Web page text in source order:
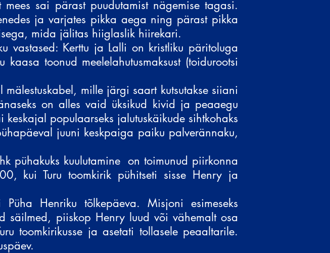
mees sai pärast puudutamist nägemise tagasi.
ja varjates pikka aega ning pärast pikka
mida jälitas hiiglaslik hiirekari.
vastased: Kerttu ja Lalli on kristliku päritoluga
toonud meelelahutusmaksust (toidurootsi
mille järgi saart kutsutakse siiani
on alles vaid üksikud kivid ja peaaegu
populaarseks jalutuskäikude sihtkohaks
juuni keskpaiga paiku palverännaku,
pühakuks kuulutamine on toimunud piirkonna
kui Turu toomkirik pühitseti sisse Henry ja
Henriku tõlkepäeva. Misjoni esimeseks
säilmed, piiskop Henry luud või vähemalt osa
toomkirikusse ja asetati tollasele peaaltarile.